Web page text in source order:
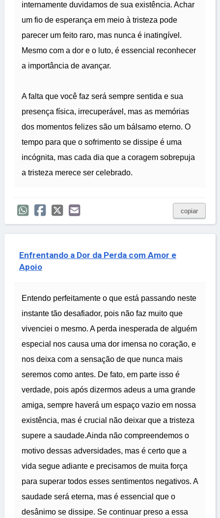
internamente duvidamos de sua existência. Achar
um fio de esperança em meio à tristeza pode
parecer um feito raro, mas nunca é inatingível.
Mesmo com a dor e o luto, é essencial reconhecer
a importância de avançar.
A falta que você faz será sempre sentida e sua
presença física, irrecuperável, mas as memórias
dos momentos felizes são um bálsamo eterno. O
tempo para que o sofrimento se dissipe é uma
incógnita, mas cada dia que a coragem sobrepuja
a tristeza merece ser celebrado.
copiar
Enfrentando a Dor da Perda com Amor e
Apoio
Entendo perfeitamente o que está passando neste
instante tão desafiador, pois não faz muito que
vivenciei o mesmo. A perda inesperada de alguém
especial nos causa uma dor imensa no coração, e
nos deixa com a sensação de que nunca mais
seremos como antes. De fato, em parte isso é
verdade, pois após dizermos adeus a uma grande
amiga, sempre haverá um espaço vazio em nossa
existência, mas é crucial não deixar que a tristeza
supere a saudade.Ainda não compreendemos o
motivo dessas adversidades, mas é certo que a
vida segue adiante e precisamos de muita força
para superar todos esses sentimentos negativos. A
saudade será eterna, mas é essencial que o
desânimo se dissipe. Se continuar preso a essa